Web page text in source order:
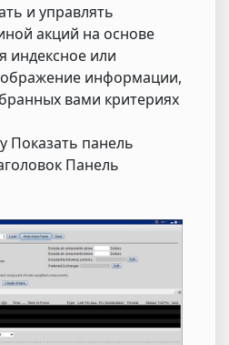
и управлять
акций на основе
индексное или
информации,
вами критериях
Показать панель
Панель